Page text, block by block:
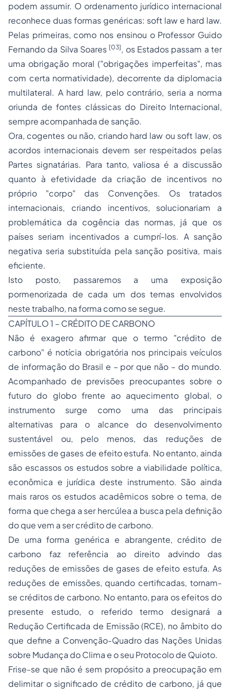
podem assumir. O ordenamento jurídico internacional
reconhece duas formas genéricas: soft law e hard law.
Pelas primeiras, como nos ensinou o Professor Guido
Fernando da Silva Soares [03], os Estados passam a ter
uma obrigação moral ("obrigações imperfeitas", mas
com certa normatividade), decorrente da diplomacia
multilateral. A hard law, pelo contrário, seria a norma
oriunda de fontes clássicas do Direito Internacional,
sempre acompanhada de sanção.
Ora, cogentes ou não, criando hard law ou soft law, os
acordos internacionais devem ser respeitados pelas
Partes signatárias. Para tanto, valiosa é a discussão
quanto à efetividade da criação de incentivos no
próprio "corpo" das Convenções. Os tratados
internacionais, criando incentivos, solucionariam a
problemática da cogência das normas, já que os
países seriam incentivados a cumprí-los. A sanção
negativa seria substituída pela sanção positiva, mais
eficiente.
Isto posto, passaremos a uma exposição
pormenorizada de cada um dos temas envolvidos
neste trabalho, na forma como se segue.
CAPÍTULO 1 – CRÉDITO DE CARBONO
Não é exagero afirmar que o termo "crédito de
carbono" é notícia obrigatória nos principais veículos
de informação do Brasil e – por que não – do mundo.
Acompanhado de previsões preocupantes sobre o
futuro do globo frente ao aquecimento global, o
instrumento surge como uma das principais
alternativas para o alcance do desenvolvimento
sustentável ou, pelo menos, das reduções de
emissões de gases de efeito estufa. No entanto, ainda
são escassos os estudos sobre a viabilidade política,
econômica e jurídica deste instrumento. São ainda
mais raros os estudos acadêmicos sobre o tema, de
forma que chega a ser hercúlea a busca pela definição
do que vem a ser crédito de carbono.
De uma forma genérica e abrangente, crédito de
carbono faz referência ao direito advindo das
reduções de emissões de gases de efeito estufa. As
reduções de emissões, quando certificadas, tornam-
se créditos de carbono. No entanto, para os efeitos do
presente estudo, o referido termo designará a
Redução Certificada de Emissão (RCE), no âmbito do
que define a Convenção-Quadro das Nações Unidas
sobre Mudança do Clima e o seu Protocolo de Quioto.
Frise-se que não é sem propósito a preocupação em
delimitar o significado de crédito de carbono, já que